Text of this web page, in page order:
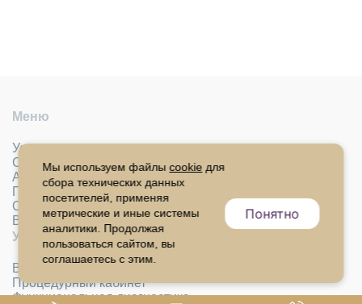
Меню
Услуги
Специалисты
Анализы
Пациентам
Отзывы
Вакансии
Услуги
Врачебные консультации
Процедурный кабинет
Функциональная диагностика
Мы используем файлыcookie для
сбора технических данных
посетителей, применяя
метрические и иные системы
аналитики. Продолжая
пользоваться сайтом, вы
соглашаетесь с этим.
Понятно